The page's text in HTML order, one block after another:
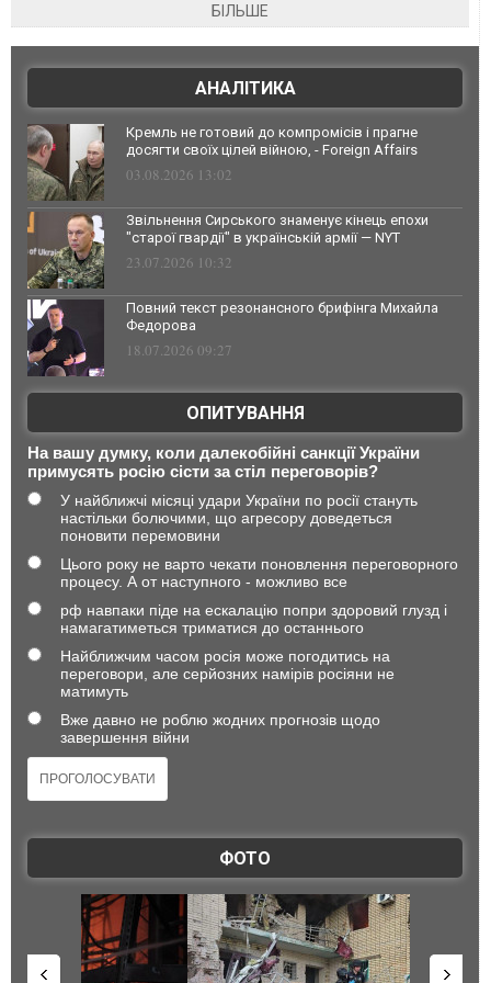
БІЛЬШЕ
АНАЛІТИКА
Кремль не готовий до компромісів і прагне
досягти своїх цілей війною, - Foreign Affairs
03.08.2026 13:02
Звільнення Сирського знаменує кінець епохи
"старої гвардії" в українській армії — NYT
23.07.2026 10:32
Повний текст резонансного брифінга Михайла
Федорова
18.07.2026 09:27
ОПИТУВАННЯ
На вашу думку, коли далекобійні санкції України
примусять росію сісти за стіл переговорів?
У найближчі місяці удари України по росії стануть
настільки болючими, що агресору доведеться
поновити перемовини
Цього року не варто чекати поновлення переговорного
процесу. А от наступного - можливо все
рф навпаки піде на ескалацію попри здоровий глузд і
намагатиметься триматися до останнього
Найближчим часом росія може погодитись на
переговори, але серйозних намірів росіяни не
матимуть
Вже давно не роблю жодних прогнозів щодо
завершення війни
ФОТО